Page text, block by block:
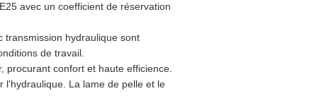
avec un coefficient de réservation
transmission hydraulique sont
de travail.
confort et haute efficience.
l'hydraulique. La lame de pelle et le